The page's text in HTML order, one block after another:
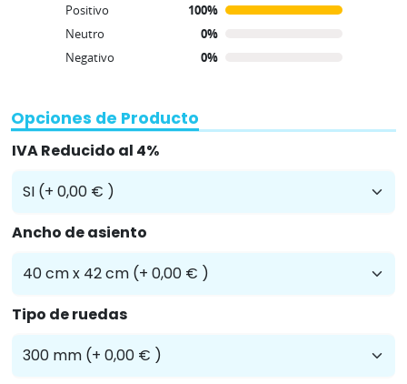
Positivo
100%
Neutro
0%
Negativo
0%
Opciones de Producto
IVA Reducido al 4%
Ancho de asiento
Tipo de ruedas